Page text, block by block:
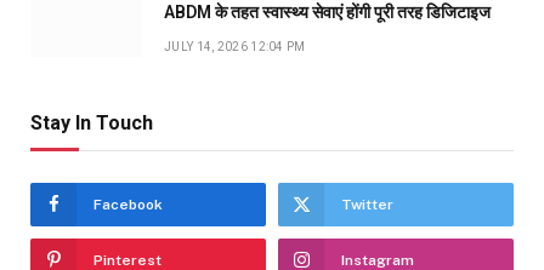
ABDM के तहत स्वास्थ्य सेवाएं होंगी पूरी तरह डिजिटाइज
JULY 14, 2026 12:04 PM
Stay In Touch
Facebook Twitter
Pinterest Instagram